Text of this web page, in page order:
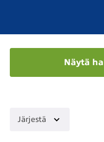
Näytä
Järjestä